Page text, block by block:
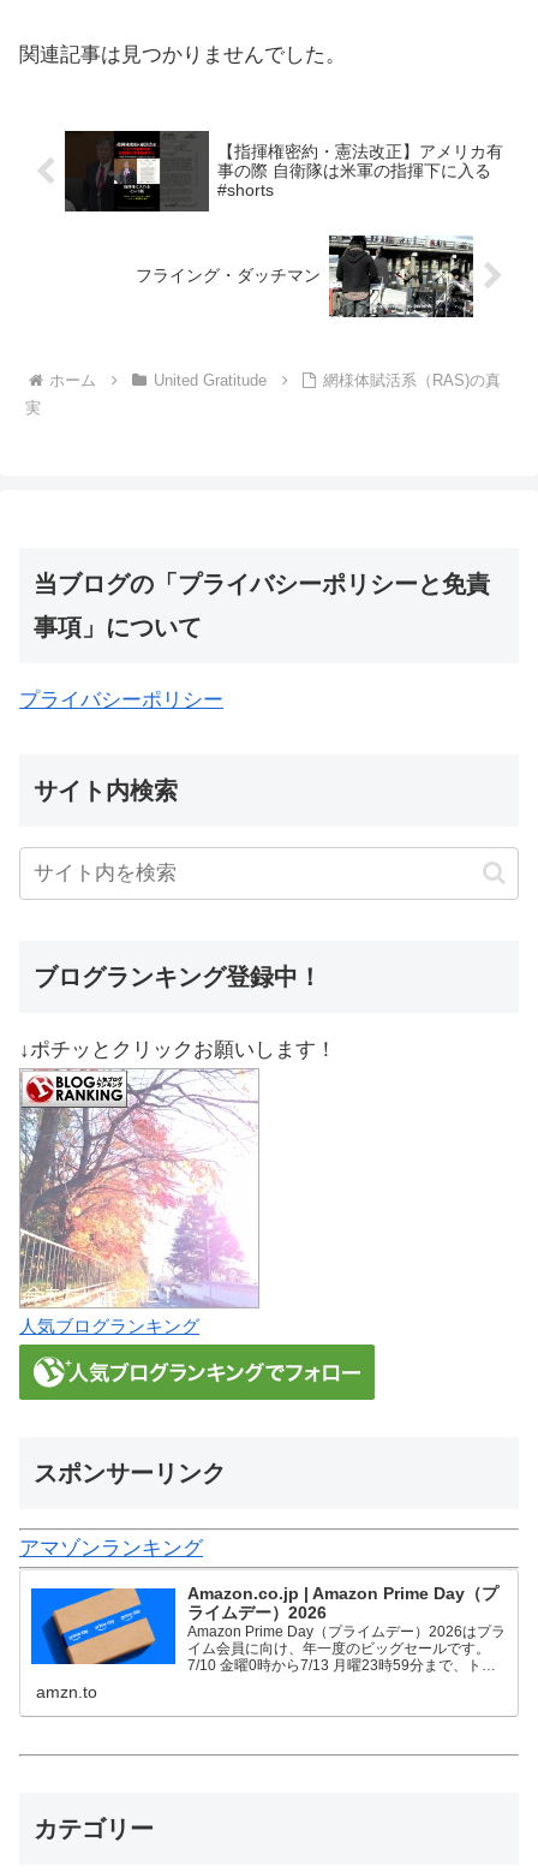
関連記事は見つかりませんでした。
【指揮権密約・憲法改正】アメリカ有
事の際 自衛隊は米軍の指揮下に入る
#shorts
フライング・ダッチマン
ホーム United Gratitude
網様体賦活系（RAS)の真
実
当ブログの「プライバシーポリシーと免責
事項」について
プライバシーポリシー
サイト内検索
ブログランキング登録中！
↓ポチッとクリックお願いします！
人気ブログランキング
スポンサーリンク
アマゾンランキング
Amazon.co.jp | Amazon Prime Day（プ
ライムデー）2026
Amazon Prime Day（プライムデー）2026はプラ
イム会員に向け、年一度のビッグセールです。
7/10 金曜0時から7/13 月曜23時59分まで、トッ
amzn.to
カテゴリー